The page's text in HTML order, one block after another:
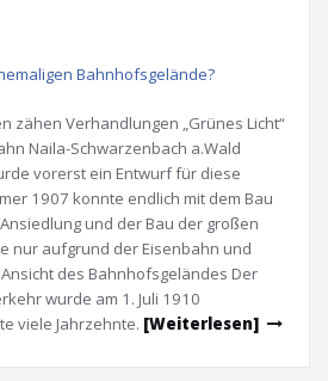
zähen Verhandlungen „Grünes Licht“
Naila-Schwarzenbach a.Wald
vorerst ein Entwurf für diese
1907 konnte endlich mit dem Bau
und der Bau der großen
nur aufgrund der Eisenbahn und
des Bahnhofsgeländes Der
wurde am 1. Juli 1910
viele Jahrzehnte. [Weiterlesen]